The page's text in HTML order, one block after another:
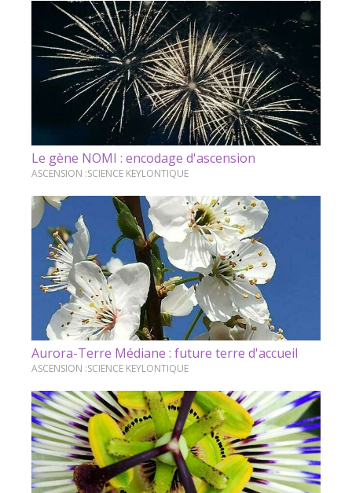
Le gène NOMI : encodage d'ascension
ASCENSION :SCIENCE KEYLONTIQUE
Aurora-Terre Médiane : future terre d'accueil
ASCENSION :SCIENCE KEYLONTIQUE